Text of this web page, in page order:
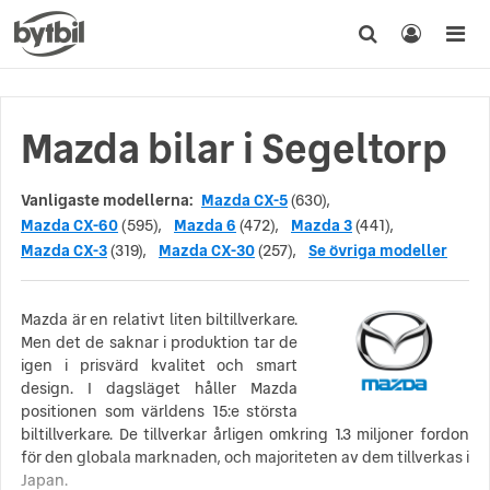
Mazda bilar i Segeltorp
Vanligaste modellerna: Mazda CX-5(630),
Mazda CX-60(595), Mazda 6 (472), Mazda 3(441),
Mazda CX-3(319), Mazda CX-30(257), Se övriga modeller
Mazda är en relativt liten biltillverkare.
Men det de saknar i produktion tar de
igen i prisvärd kvalitet och smart
design. I dagsläget håller Mazda
positionen som världens 15:e största
biltillverkare. De tillverkar årligen omkring 1.3 miljoner fordon
för den globala marknaden, och majoriteten av dem tillverkas i
Japan.